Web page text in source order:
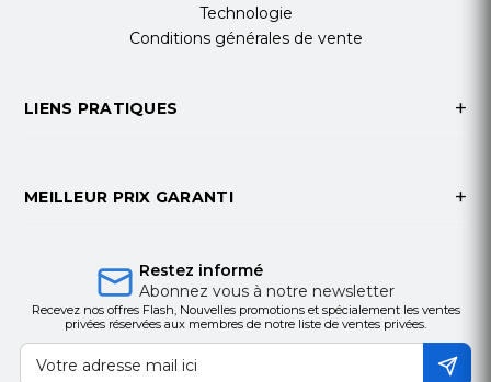
Technologie
Conditions générales de vente
LIENS PRATIQUES
MEILLEUR PRIX GARANTI
Restez informé
Abonnez vous à notre newsletter
Recevez nos offres Flash, Nouvelles promotions et spécialement les ventes
privées réservées aux membres de notre liste de ventes privées.